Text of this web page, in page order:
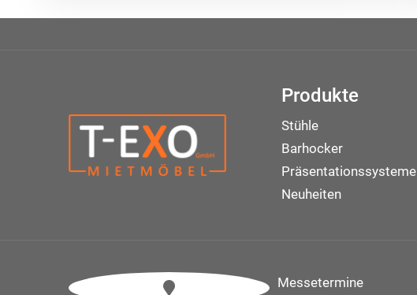
Produkte
Stühle
Barhocker
Präsentationssysteme
Neuheiten
Messetermine